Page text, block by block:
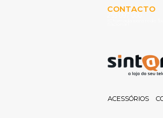
CONTACTO
ACESSÓRIOS